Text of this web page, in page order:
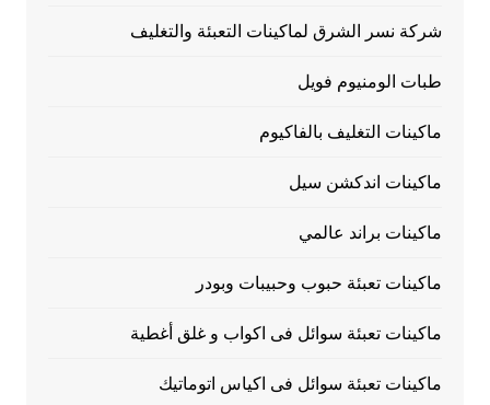
شركة نسر الشرق لماكينات التعبئة والتغليف
طبات الومنيوم فويل
ماكينات التغليف بالفاكيوم
ماكينات اندكشن سيل
ماكينات براند عالمي
ماكينات تعبئة حبوب وحبيبات وبودر
ماكينات تعبئة سوائل فى اكواب و غلق أغطية
ماكينات تعبئة سوائل فى اكياس اتوماتيك